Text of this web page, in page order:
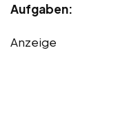
Aufgaben:
Anzeige